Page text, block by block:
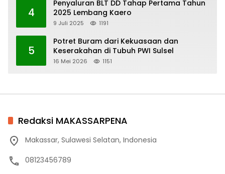
4
Penyaluran BLT DD Tahap Pertama Tahun
2025 Lembang Kaero
9 Juli 2025 1191
5
Potret Buram dari Kekuasaan dan
Keserakahan di Tubuh PWI Sulsel
16 Mei 2026 1151
Redaksi MAKASSARPENA
Makassar, Sulawesi Selatan, Indonesia
08123456789